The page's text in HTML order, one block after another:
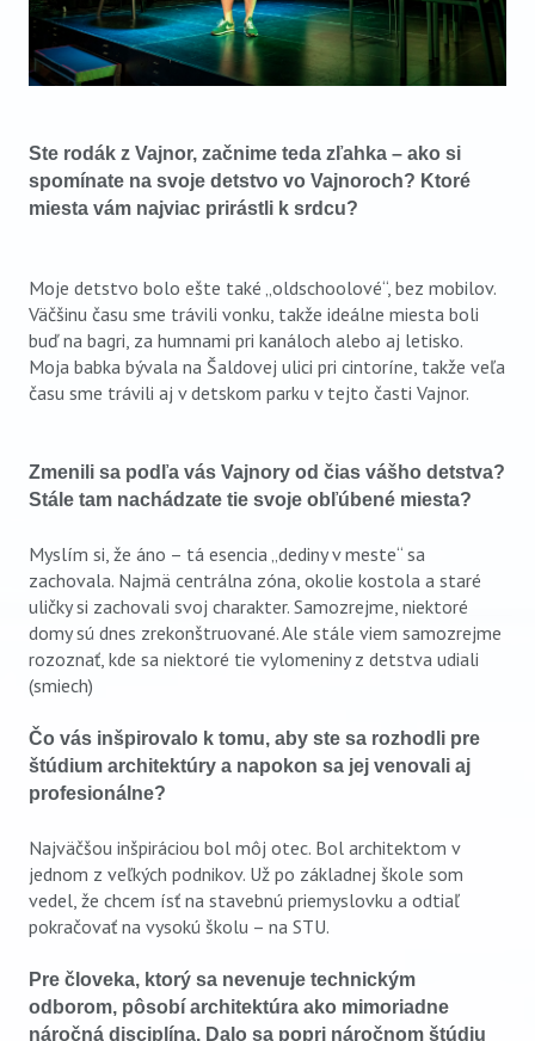
Ste rodák z Vajnor, začnime teda zľahka – ako si
spomínate na svoje detstvo vo Vajnoroch? Ktoré
miesta vám najviac prirástli k srdcu?
Moje detstvo bolo ešte také „oldschoolové“, bez mobilov.
Väčšinu času sme trávili vonku, takže ideálne miesta boli
buď na bagri, za humnami pri kanáloch alebo aj letisko.
Moja babka bývala na Šaldovej ulici pri cintoríne, takže veľa
času sme trávili aj v detskom parku v tejto časti Vajnor.
Zmenili sa podľa vás Vajnory od čias vášho detstva?
Stále tam nachádzate tie svoje obľúbené miesta?
Myslím si, že áno – tá esencia „dediny v meste“ sa
zachovala. Najmä centrálna zóna, okolie kostola a staré
uličky si zachovali svoj charakter. Samozrejme, niektoré
domy sú dnes zrekonštruované. Ale stále viem samozrejme
rozoznať, kde sa niektoré tie vylomeniny z detstva udiali
(smiech)
Čo vás inšpirovalo k tomu, aby ste sa rozhodli pre
štúdium architektúry a napokon sa jej venovali aj
profesionálne?
Najväčšou inšpiráciou bol môj otec. Bol architektom v
jednom z veľkých podnikov. Už po základnej škole som
vedel, že chcem ísť na stavebnú priemyslovku a odtiaľ
pokračovať na vysokú školu – na STU.
Pre človeka, ktorý sa nevenuje technickým
odborom, pôsobí architektúra ako mimoriadne
náročná disciplína. Dalo sa popri náročnom štúdiu